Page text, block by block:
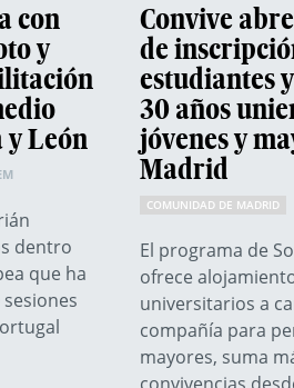
con
y
León
dentro
que ha
Convive
de
estudiantes
30 años
jóvenes y
Madrid
COMUNIDAD DE MADRID
El programa de
ofrece
universitarios a
compañía para
mayores, suma